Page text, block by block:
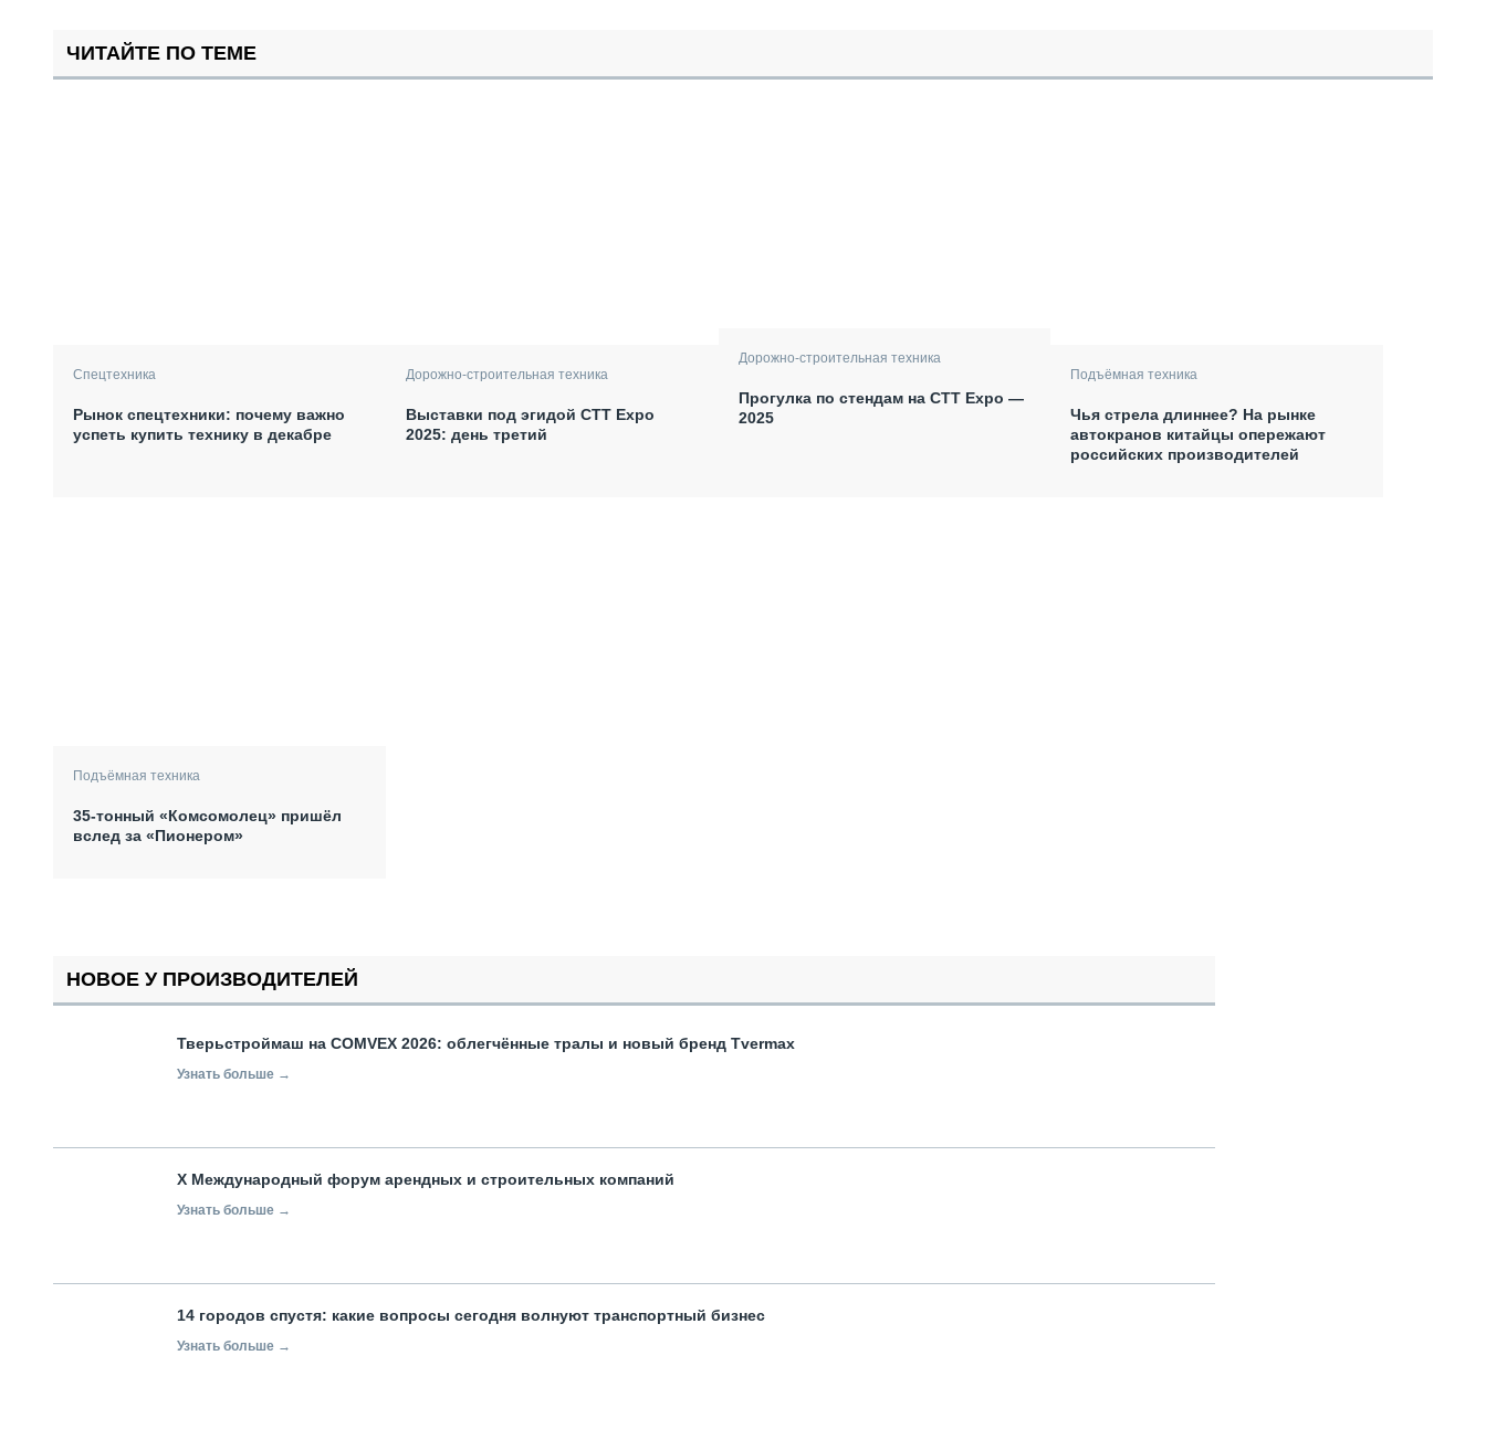
ЧИТАЙТЕ ПО ТЕМЕ
Спецтехника
Рынок спецтехники: почему важно
успеть купить технику в декабре
Дорожно-строительная техника
Выставки под эгидой СТТ Expo
2025: день третий
Дорожно-строительная техника
Прогулка по стендам на СТТ Expo —
2025
Подъёмная техника
Чья стрела длиннее? На рынке
автокранов китайцы опережают
российских производителей
Подъёмная техника
35-тонный «Комсомолец» пришёл
вслед за «Пионером»
НОВОЕ У ПРОИЗВОДИТЕЛЕЙ
Тверьстроймаш на COMVEX 2026: облегчённые тралы и новый бренд Tvermax
Узнать больше →
X Международный форум арендных и строительных компаний
Узнать больше →
14 городов спустя: какие вопросы сегодня волнуют транспортный бизнес
Узнать больше →